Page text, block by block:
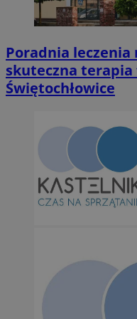
Poradnia leczenia
skuteczna
Świętochłowice
SessID
QeSessID
euds